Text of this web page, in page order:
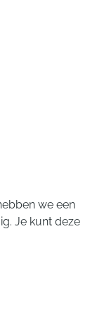
we een
Je kunt deze